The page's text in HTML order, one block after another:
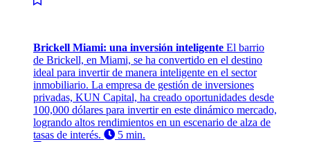
Brickell Miami: una inversión inteligente El barrio
de Brickell, en Miami, se ha convertido en el destino
ideal para invertir de manera inteligente en el sector
inmobiliario. La empresa de gestión de inversiones
privadas, KUN Capital, ha creado oportunidades desde
100,000 dólares para invertir en este dinámico mercado,
logrando altos rendimientos en un escenario de alza de
tasas de interés.
5 min.